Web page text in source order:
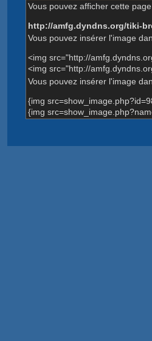
Vous pouvez afficher cette
http://amfg.dyndns.org/tiki-
Vous pouvez insérer l'image
<img src="http://
<img src="http://
Vous pouvez insérer l'image
{img
{img